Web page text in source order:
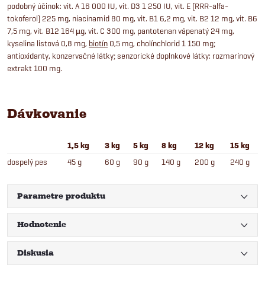
podobný účinok: vit. A 16 000 IU, vit. D3 1 250 IU, vit. E (RRR-alfa-
tokoferol) 225 mg, niacínamid 80 mg, vit. B1 6,2 mg, vit. B2 12 mg, vit. B6
7,5 mg, vit. B12 164 µg, vit. C 300 mg, pantotenan vápenatý 24 mg,
kyselina listová 0,8 mg, biotín 0,5 mg, cholínchlorid 1 150 mg;
antioxidanty, konzervačné látky; senzorické doplnkové látky: rozmarínový
extrakt 100 mg.
Dávkovanie
1,5 kg 3 kg 5 kg 8 kg 12 kg 15 kg
dospelý pes 45 g 60 g 90 g 140 g 200 g 240 g
Parametre produktu
Hodnotenie
Diskusia